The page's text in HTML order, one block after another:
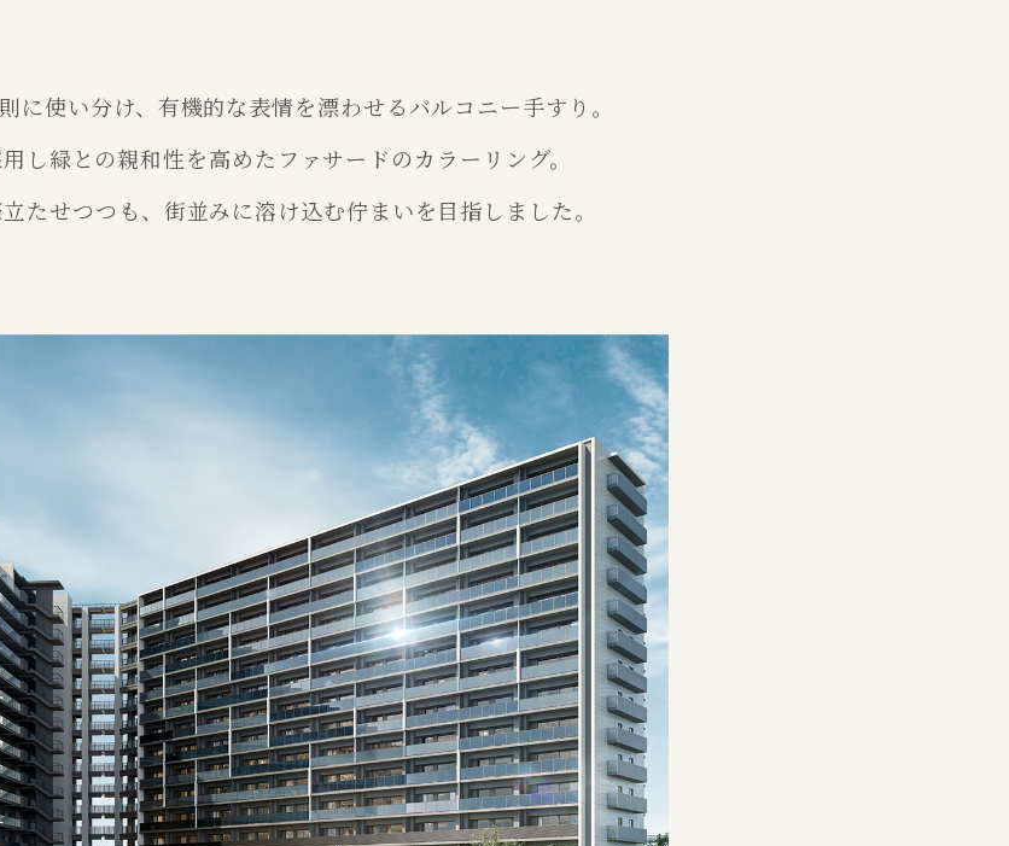
に使い分け、 有機的な表情を漂わせるバルコニー手すり。
し緑との親和性を高めたファサードのカラーリング。
たせつつも、 街並みに溶け込む佇まいを目指しました。